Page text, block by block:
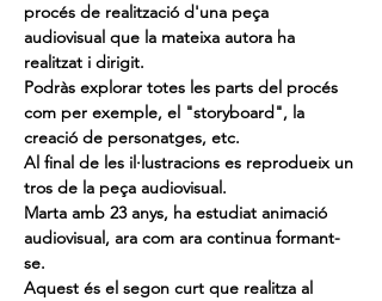
procés de realització d'una peça
audiovisual que la mateixa autora ha
realitzat i dirigit.
Podràs explorar totes les parts del procés
com per exemple, el "storyboard", la
creació de personatges, etc.
Al final de les il·lustracions es reprodueix un
tros de la peça audiovisual.
Marta amb 23 anys, ha estudiat animació
audiovisual, ara com ara continua formant-
se.
Aquest és el segon curt que realitza al